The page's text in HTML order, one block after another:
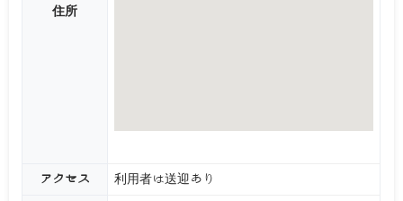
住所
アクセス 利用者は送迎あり